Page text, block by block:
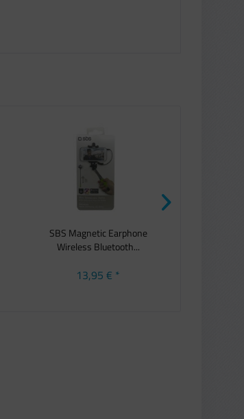
SBS Magnetic Earphone
Wireless Bluetooth...
13,95 € *